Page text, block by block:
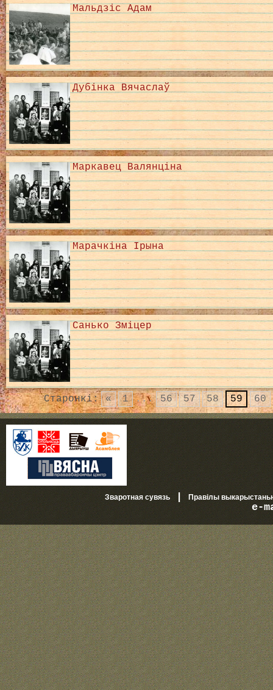
Мальдзіс Адам
Дубінка Вячаслаў
Маркавец Валянціна
Марачкіна Ірына
Санько Зміцер
Старонкі: « 1 ... 56 57 58 59 60
Зваротная сувязь| Правілы
e-